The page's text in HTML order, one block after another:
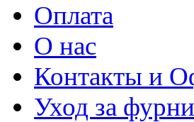
Оплата
О нас
Контакты и
Уход за